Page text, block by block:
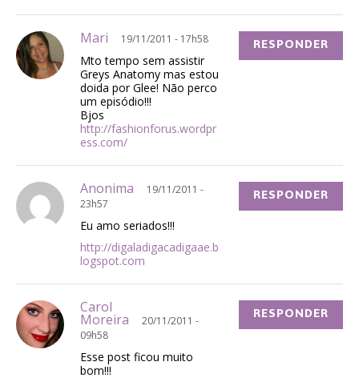
Mari 19/11/2011 - 17h58
Mto tempo sem assistir
Greys Anatomy mas estou
doida por Glee! Não perco
um episódio!!!
Bjos
http://fashionforus.wordpr
ess.com/
RESPONDER
Anonima
19/11/2011 -
23h57
Eu amo seriados!!!
http://digaladigacadigaae.b
logspot.com
RESPONDER
Carol
Moreira
20/11/2011 -
09h58
Esse post ficou muito
bom!!!
RESPONDER